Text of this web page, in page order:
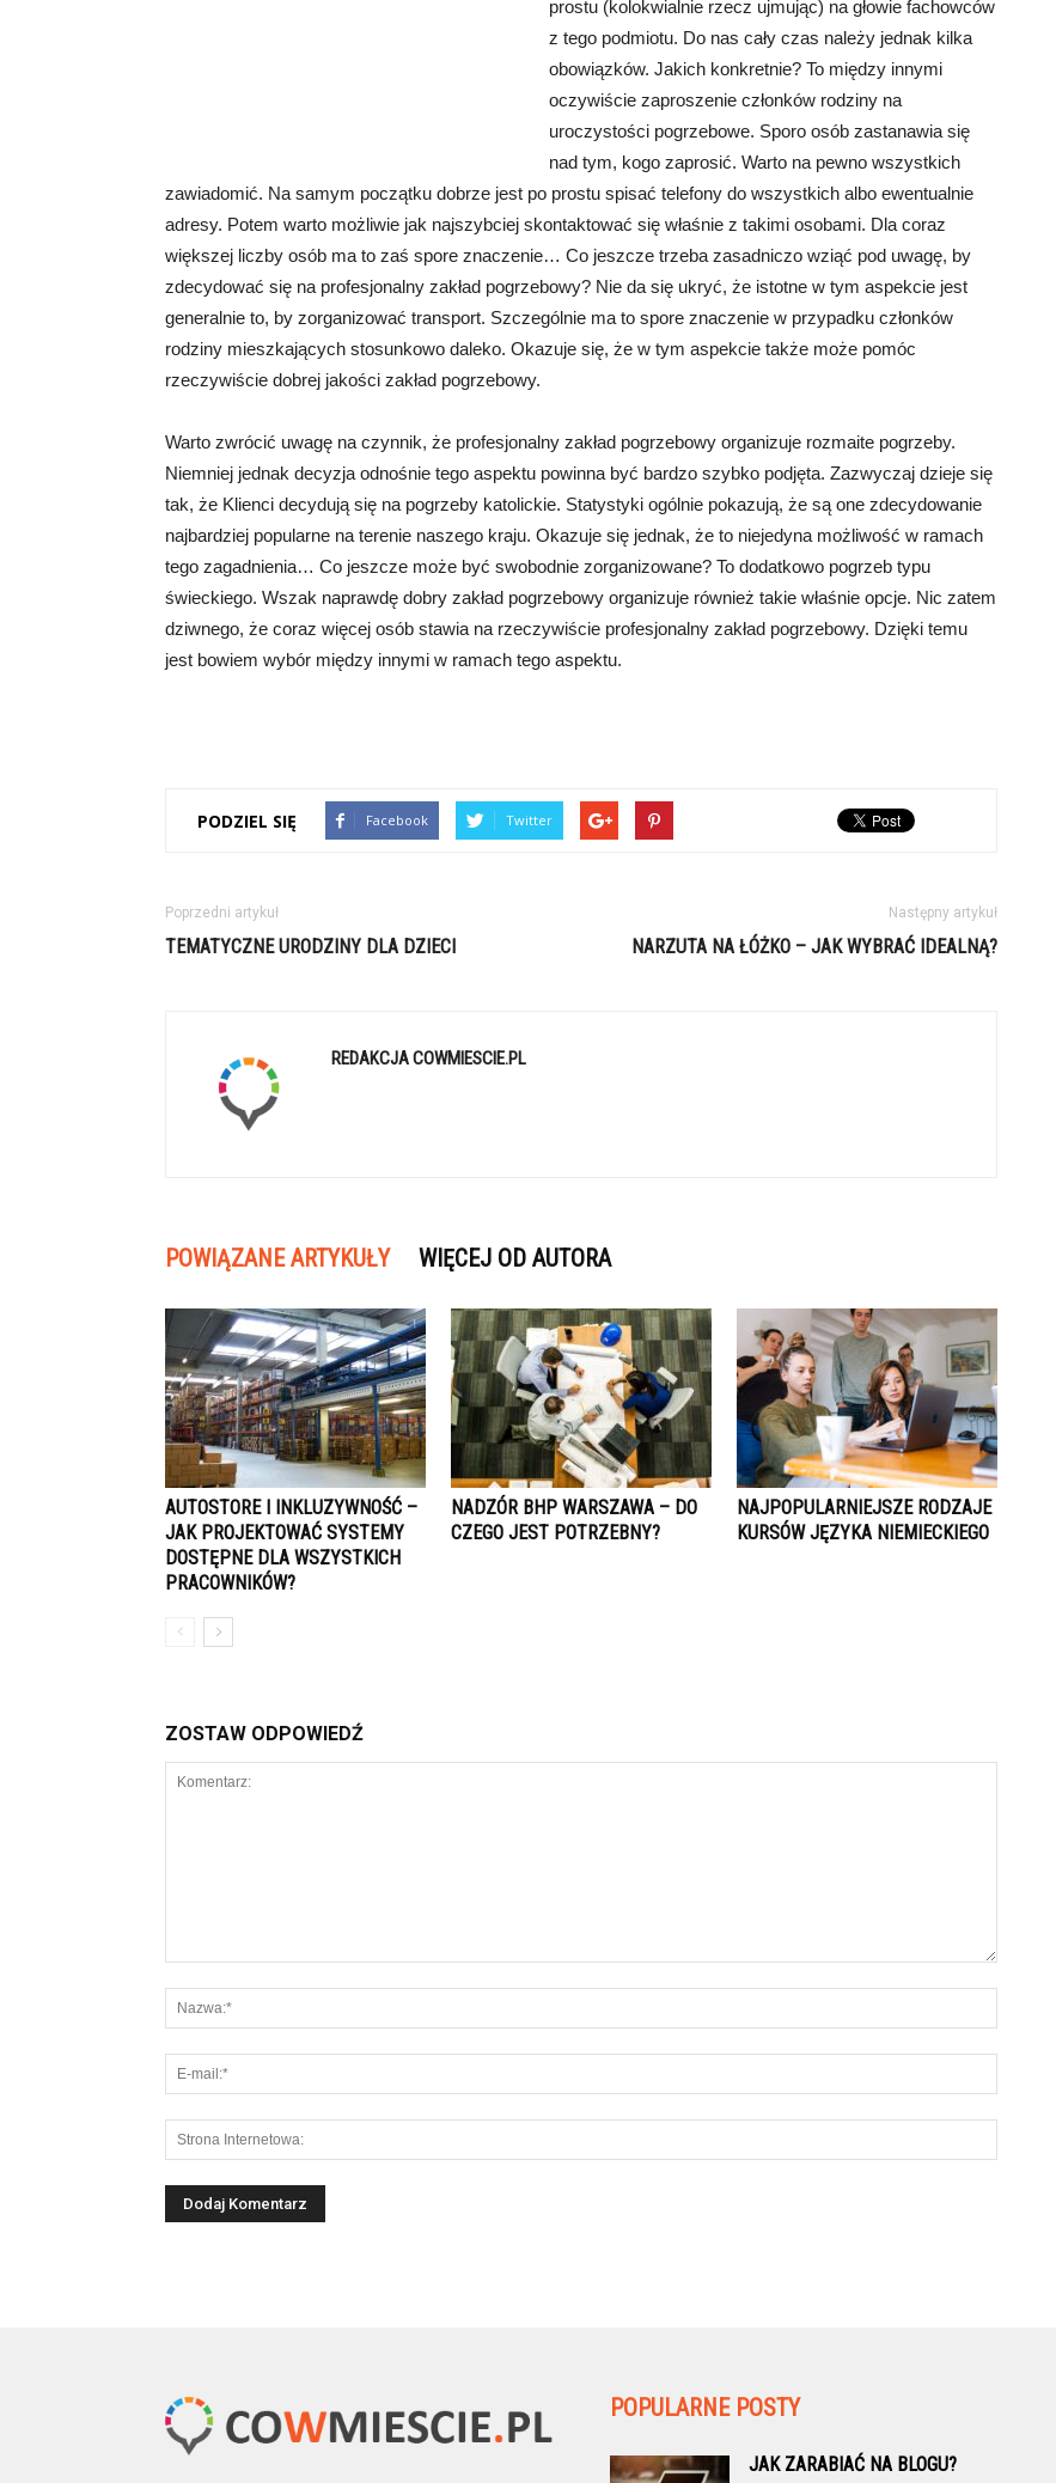
prostu (kolokwialnie rzecz ujmując) na głowie fachowców
z tego podmiotu. Do nas cały czas należy jednak kilka
obowiązków. Jakich konkretnie? To między innymi
oczywiście zaproszenie członków rodziny na
uroczystości pogrzebowe. Sporo osób zastanawia się
nad tym, kogo zaprosić. Warto na pewno wszystkich
zawiadomić. Na samym początku dobrze jest po prostu spisać telefony do wszystkich albo ewentualnie
adresy. Potem warto możliwie jak najszybciej skontaktować się właśnie z takimi osobami. Dla coraz
większej liczby osób ma to zaś spore znaczenie… Co jeszcze trzeba zasadniczo wziąć pod uwagę, by
zdecydować się na profesjonalny zakład pogrzebowy? Nie da się ukryć, że istotne w tym aspekcie jest
generalnie to, by zorganizować transport. Szczególnie ma to spore znaczenie w przypadku członków
rodziny mieszkających stosunkowo daleko. Okazuje się, że w tym aspekcie także może pomóc
rzeczywiście dobrej jakości zakład pogrzebowy.
Warto zwrócić uwagę na czynnik, że profesjonalny zakład pogrzebowy organizuje rozmaite pogrzeby.
Niemniej jednak decyzja odnośnie tego aspektu powinna być bardzo szybko podjęta. Zazwyczaj dzieje się
tak, że Klienci decydują się na pogrzeby katolickie. Statystyki ogólnie pokazują, że są one zdecydowanie
najbardziej popularne na terenie naszego kraju. Okazuje się jednak, że to niejedyna możliwość w ramach
tego zagadnienia… Co jeszcze może być swobodnie zorganizowane? To dodatkowo pogrzeb typu
świeckiego. Wszak naprawdę dobry zakład pogrzebowy organizuje również takie właśnie opcje. Nic zatem
dziwnego, że coraz więcej osób stawia na rzeczywiście profesjonalny zakład pogrzebowy. Dzięki temu
jest bowiem wybór między innymi w ramach tego aspektu.
PODZIEL SIĘ Facebook Twitter
Poprzedni artykuł
TEMATYCZNE URODZINY DLA DZIECI
Następny artykuł
NARZUTA NA ŁÓŻKO – JAK WYBRAĆ IDEALNĄ?
REDAKCJA COWMIESCIE.PL
POWIĄZANE ARTYKUŁY WIĘCEJ OD AUTORA
AUTOSTORE I INKLUZYWNOŚĆ –
JAK PROJEKTOWAĆ SYSTEMY
DOSTĘPNE DLA WSZYSTKICH
PRACOWNIKÓW?
NADZÓR BHP WARSZAWA – DO
CZEGO JEST POTRZEBNY?
NAJPOPULARNIEJSZE RODZAJE
KURSÓW JĘZYKA NIEMIECKIEGO
ZOSTAW ODPOWIEDŹ
POPULARNE POSTY
JAK ZARABIAĆ NA BLOGU?